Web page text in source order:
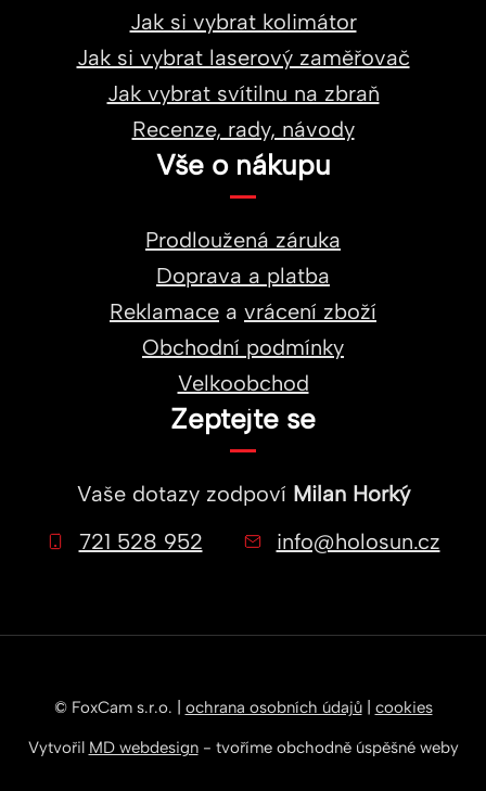
Jak si vybrat kolimátor
Jak si vybrat laserový zaměřovač
Jak vybrat svítilnu na zbraň
Recenze, rady, návody
Vše o nákupu
Prodloužená záruka
Doprava a platba
Reklamace a vrácení zboží
Obchodní podmínky
Velkoobchod
Zeptejte se
Vaše dotazy zodpoví Milan Horký
721 528 952
info@holosun.cz
© FoxCam s.r.o. | ochrana osobních údajů| cookies
Vytvořil MD webdesign- tvoříme obchodně úspěšné weby